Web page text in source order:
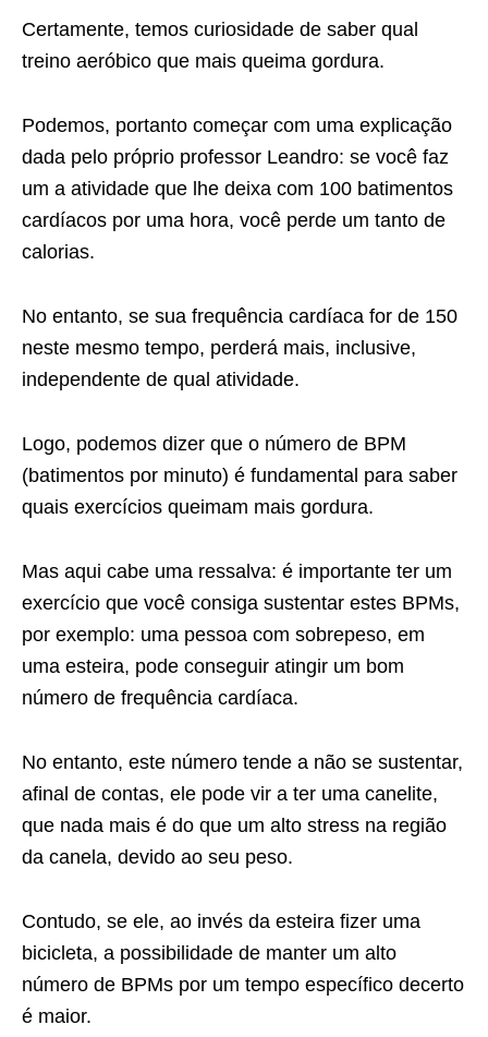
Certamente, temos curiosidade de saber qual
treino aeróbico que mais queima gordura.
Podemos, portanto começar com uma explicação
dada pelo próprio professor Leandro: se você faz
um a atividade que lhe deixa com 100 batimentos
cardíacos por uma hora, você perde um tanto de
calorias.
No entanto, se sua frequência cardíaca for de 150
neste mesmo tempo, perderá mais, inclusive,
independente de qual atividade.
Logo, podemos dizer que o número de BPM
(batimentos por minuto) é fundamental para saber
quais exercícios queimam mais gordura.
Mas aqui cabe uma ressalva: é importante ter um
exercício que você consiga sustentar estes BPMs,
por exemplo: uma pessoa com sobrepeso, em
uma esteira, pode conseguir atingir um bom
número de frequência cardíaca.
No entanto, este número tende a não se sustentar,
afinal de contas, ele pode vir a ter uma canelite,
que nada mais é do que um alto stress na região
da canela, devido ao seu peso.
Contudo, se ele, ao invés da esteira fizer uma
bicicleta, a possibilidade de manter um alto
número de BPMs por um tempo específico decerto
é maior.